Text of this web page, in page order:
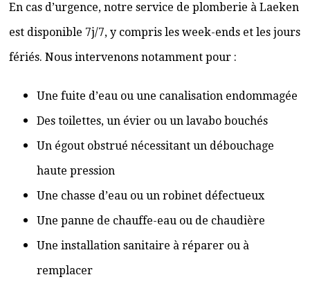
En cas d’urgence, notre service de plomberie à Laeken
est disponible 7j/7, y compris les week-ends et les jours
fériés. Nous intervenons notamment pour :
Une fuite d’eau ou une canalisation endommagée
Des toilettes, un évier ou un lavabo bouchés
Un égout obstrué nécessitant un débouchage
haute pression
Une chasse d’eau ou un robinet défectueux
Une panne de chauffe-eau ou de chaudière
Une installation sanitaire à réparer ou à
remplacer